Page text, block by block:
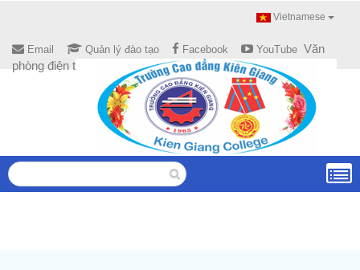
Vietnamese
Email Quản lý đào tạo Facebook YouTube Văn
phòng điện tử